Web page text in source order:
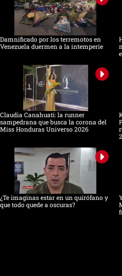
Damnificado por los terremotos en
Venezuela duermen a la intemperie
Claudia Canahuati: la runner
sampedrana que busca la corona del
Miss Honduras Universo 2026
¿Te imaginas estar en un quirófano y
que todo quede a oscuras?